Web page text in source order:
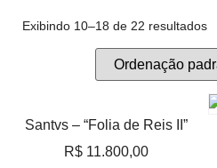
Exibindo 10–18 de 22 resultados
Santvs – “Folia de Reis II”
R$ 11.800,00